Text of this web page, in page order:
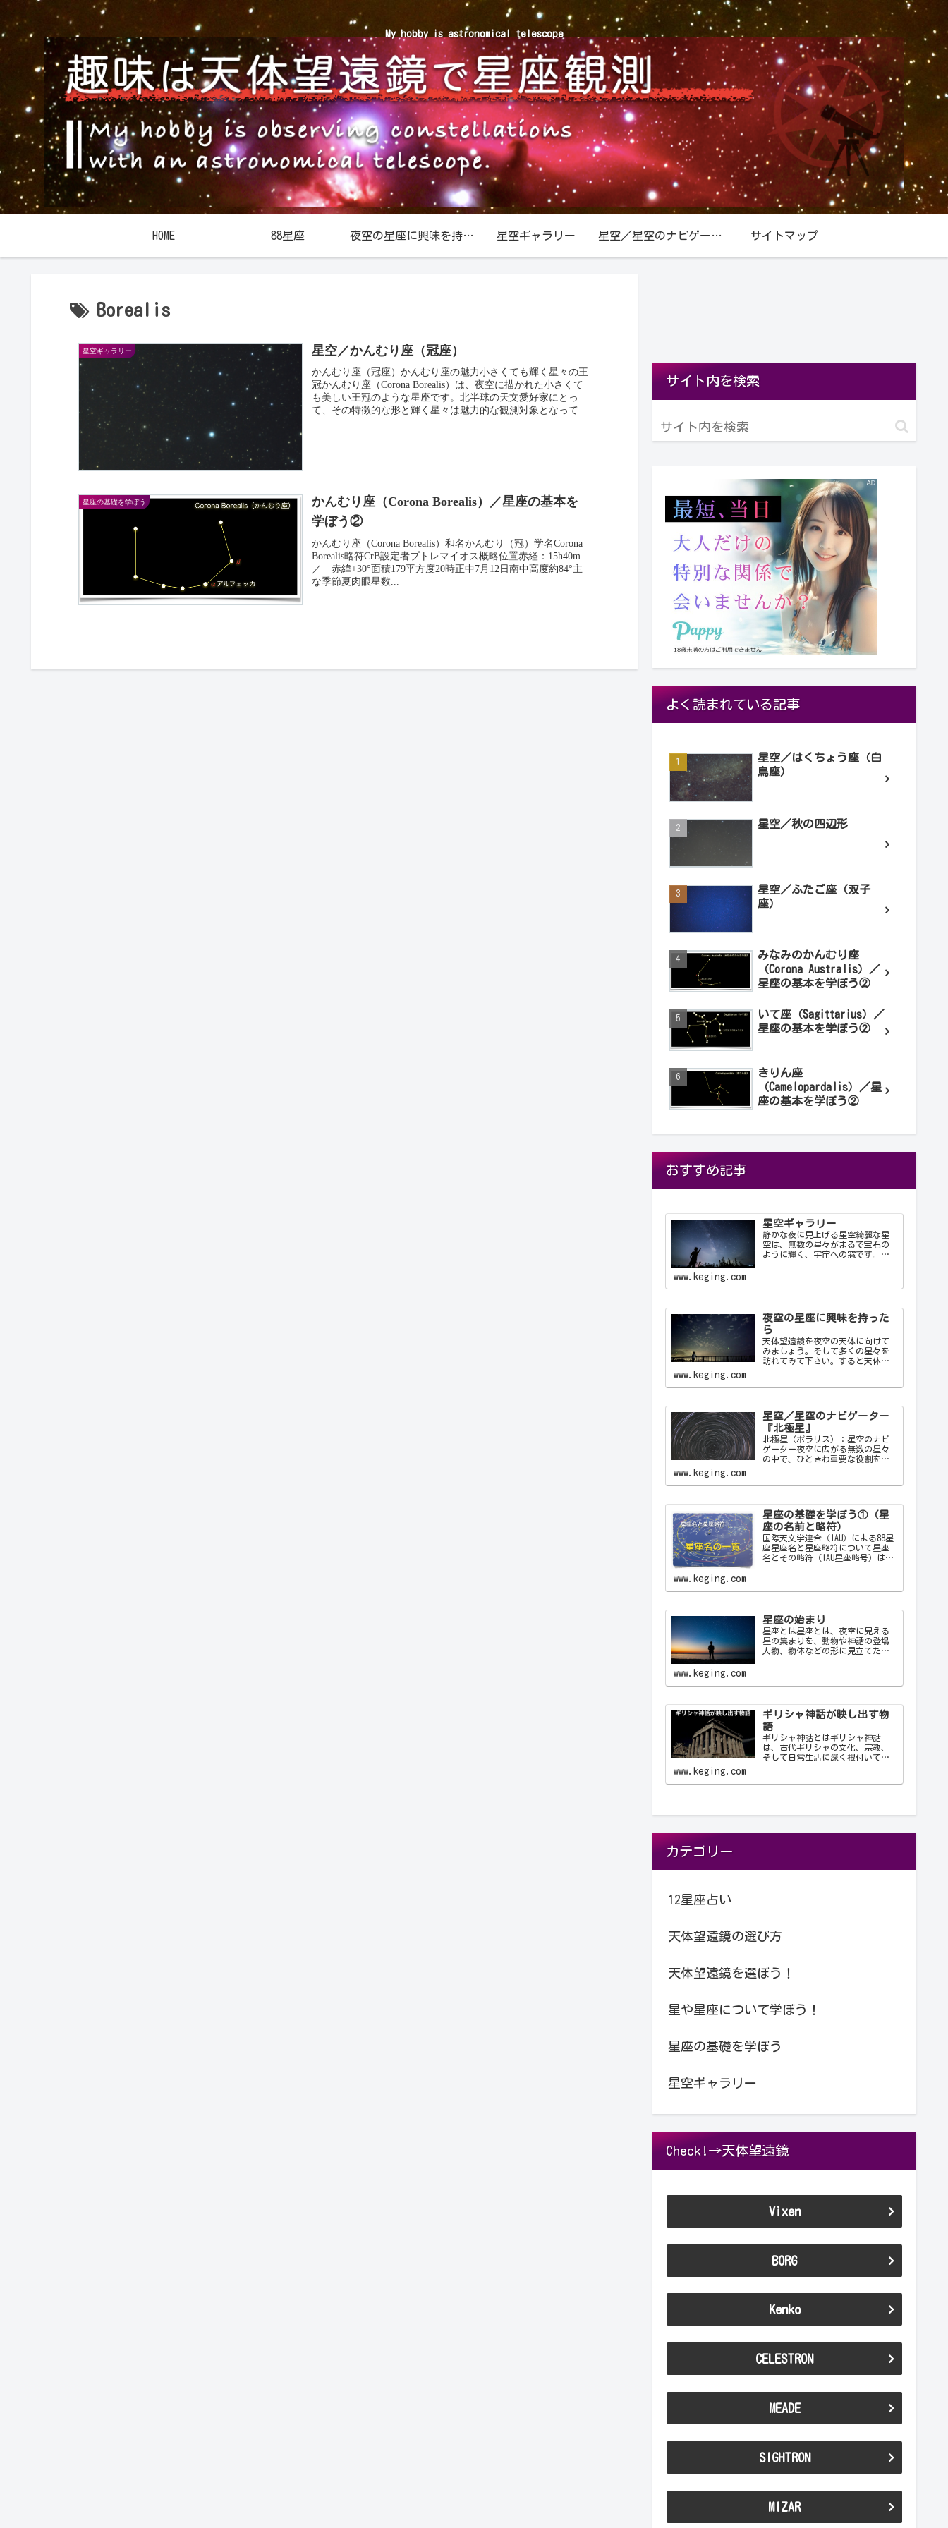
My hobby is astronomical telescope
HOME 88星座 夜空の星座に興味を持ったら 星空ギャラリー 星空／星空のナビゲーター『北極星』 サイトマップ
Borealis
星空ギャラリー 星空／かんむり座（冠座）
かんむり座（冠座）かんむり座の魅力小さくても輝く星々の王
冠かんむり座（Corona Borealis）は、夜空に描かれた小さくて
も美しい王冠のような星座です。北半球の天文愛好家にとっ
て、その特徴的な形と輝く星々は魅力的な観測対象となってい
星座の基礎を学ぼう
かんむり座（Corona Borealis）／星座の基本を
学ぼう②
かんむり座（Corona Borealis）和名かんむり（冠）学名Corona
Borealis略符CrB設定者プトレマイオス概略位置赤経：15h40m
／ 赤緯+30°面積179平方度20時正中7月12日南中高度約84°主
な季節夏肉眼星数...
サイト内を検索
よく読まれている記事
星空／はくちょう座（白
鳥座）
星空／秋の四辺形
星空／ふたご座（双子
座）
みなみのかんむり座
（Corona Australis）／
星座の基本を学ぼう②
いて座（Sagittarius）／
星座の基本を学ぼう②
きりん座
（Camelopardalis）／星
座の基本を学ぼう②
おすすめ記事
星空ギャラリー
静かな夜に見上げる星空綺麗な星
空は、無数の星々がまるで宝石の
ように輝く、宇宙への窓です。静
感…
www.keging.com
夜空の星座に興味を持った
ら
天体望遠鏡を夜空の天体に向けて
みましょう。そして多くの星々を
訪れてみて下さい。すると天体望
色々なメッセージをあなたに伝え
があなたにとって一生の趣味にな
ることでしょう。
www.keging.com
星空／星空のナビゲーター
『北極星』
北極星（ポラリス）：星空のナビ
ゲーター夜空に広がる無数の星々
の中で、ひときわ重要な役割を果
るまで、北極星は航海者や探検家
たしてきました。ここでは…
www.keging.com
星座の基礎を学ぼう①（星
座の名前と略符）
国際天文学連合（IAU）による88星
座星座名と星座略符について星座
名とその略符（IAU星座略号）は、
www.keging.com
星座の始まり
星座とは星座とは、夜空に見える
星の集まりを、動物や神話の登場
人物、物体などの形に見立てたも
要な役…
www.keging.com
ギリシャ神話が映し出す物
語
ギリシャ神話とはギリシャ神話
は、古代ギリシャの文化、宗教、
そして日常生活に深く根付いてい
の物語は、古代ギリシャ人の世界
大な…
www.keging.com
カテゴリー
12星座占い
天体望遠鏡の選び方
天体望遠鏡を選ぼう！
星や星座について学ぼう！
星座の基礎を学ぼう
星空ギャラリー
Check!→天体望遠鏡
Vixen
BORG
Kenko
CELESTRON
MEADE
SIGHTRON
MIZAR